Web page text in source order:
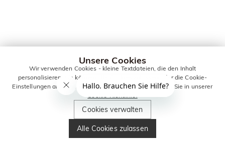
Unsere Cookies
Wir verwenden Cookies - kleine Textdateien, die den Inhalt
personalisieren. Sie können alle Cookies zulassen oder die Cookie-
Einstellungen anpassen. Weitere Informationen erhalten Sie in unserer
Cookie-Richtlinie.
Cookies verwalten
Alle Cookies zulassen